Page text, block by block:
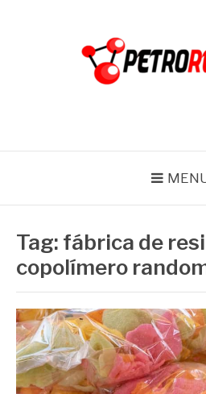
Tag: fábrica de
copolímero